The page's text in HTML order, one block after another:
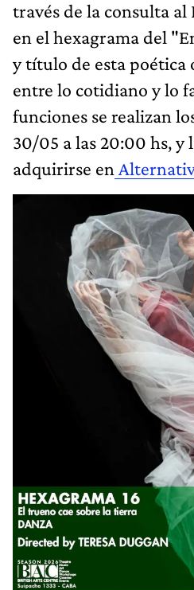
través de la consulta
en el hexagrama del
y título de esta poética
entre lo cotidiano y lo
funciones se realizan
30/05 a las 20:00 hs, y
adquirirse en